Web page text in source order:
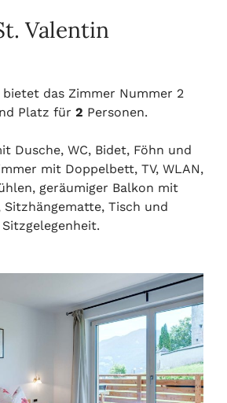
Valentin
bietet das Zimmer Nummer 2
Platz für 2 Personen.
Dusche, WC, Bidet, Föhn und
mit Doppelbett, TV, WLAN,
geräumiger Balkon mit
Sitzhängematte, Tisch und
Sitzgelegenheit.